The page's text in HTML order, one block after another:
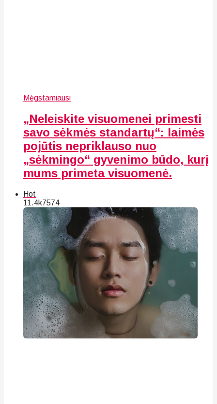
Mėgstamiausi
„Neleiskite visuomenei primesti
savo sėkmės standartų“: laimės
pojūtis nepriklauso nuo
„sėkmingo“ gyvenimo būdo, kurį
mums primeta visuomenė.
Hot
11.4k7574